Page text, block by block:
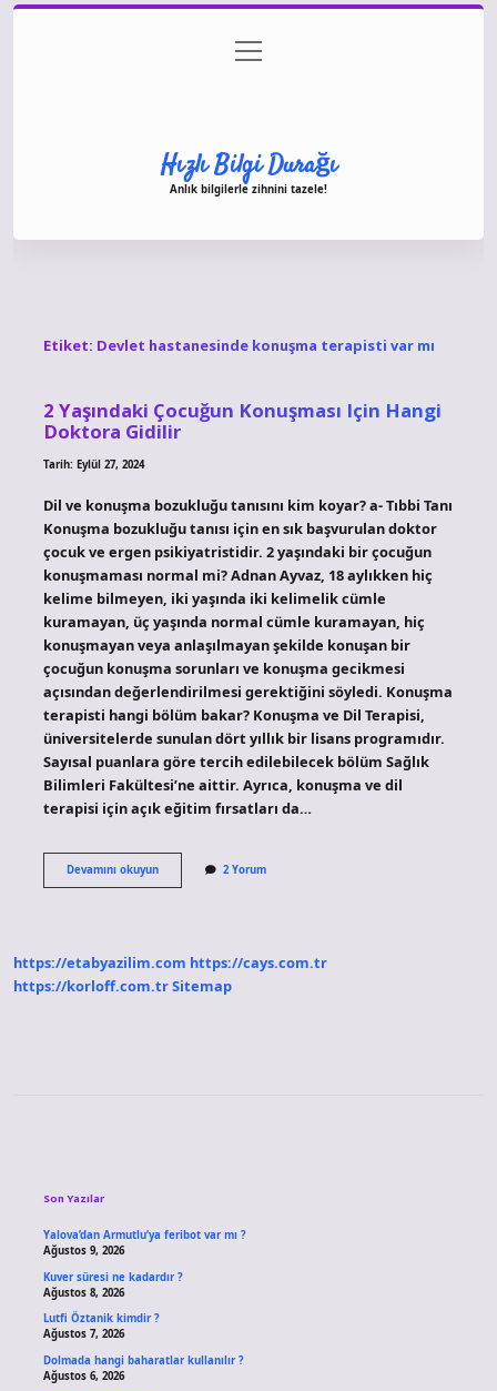
Gizlilik Politikası
menüyü
aç
Hızlı Bilgi Durağı
Anlık bilgilerle zihnini tazele!
Etiket: Devlet hastanesinde konuşma terapisti var mı
2 Yaşındaki Çocuğun Konuşması Için Hangi
Doktora Gidilir
Tarih: Eylül 27, 2024
Dil ve konuşma bozukluğu tanısını kim koyar? a- Tıbbi Tanı
Konuşma bozukluğu tanısı için en sık başvurulan doktor
çocuk ve ergen psikiyatristidir. 2 yaşındaki bir çocuğun
konuşmaması normal mi? Adnan Ayvaz, 18 aylıkken hiç
kelime bilmeyen, iki yaşında iki kelimelik cümle
kuramayan, üç yaşında normal cümle kuramayan, hiç
konuşmayan veya anlaşılmayan şekilde konuşan bir
çocuğun konuşma sorunları ve konuşma gecikmesi
açısından değerlendirilmesi gerektiğini söyledi. Konuşma
terapisti hangi bölüm bakar? Konuşma ve Dil Terapisi,
üniversitelerde sunulan dört yıllık bir lisans programıdır.
Sayısal puanlara göre tercih edilebilecek bölüm Sağlık
Bilimleri Fakültesi’ne aittir. Ayrıca, konuşma ve dil
terapisi için açık eğitim fırsatları da…
Devamını okuyun2
Yaşındaki
Doktora
Gidilir
2 Yorum
https://etabyazilim.com https://cays.com.tr
https://korloff.com.trSitemap
Son Yazılar
Yalova’dan Armutlu’ya feribot var mı ?
Ağustos 9, 2026
Kuver süresi ne kadardır ?
Ağustos 8, 2026
Lutfi Öztanik kimdir ?
Ağustos 7, 2026
Dolmada hangi baharatlar kullanılır ?
Ağustos 6, 2026